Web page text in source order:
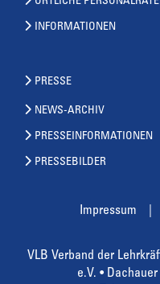
INFORMATIONEN
PRESSE
NEWS-ARCHIV
PRESSEINFORMATIONEN
PRESSEBILDER
Impressum
VLB Verband der
e.V. •